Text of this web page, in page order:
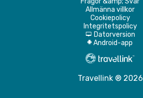
Allmänna villkor
Cookiepolicy
Integritetspolicy
d Datorversion
A Android-app
Travellink ® 2026